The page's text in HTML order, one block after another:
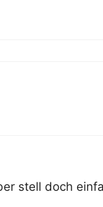
stell doch